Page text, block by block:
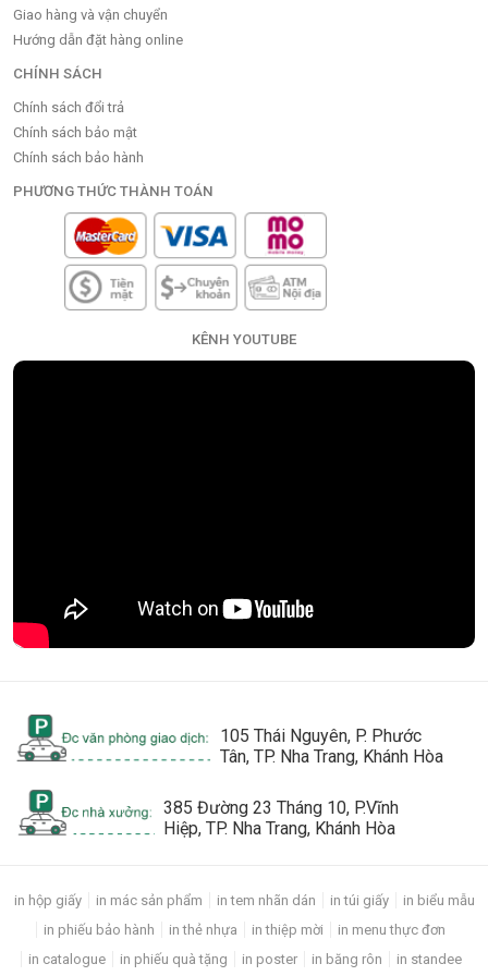
Giao hàng và vận chuyển
Hướng dẫn đặt hàng online
CHÍNH SÁCH
Chính sách đổi trả
Chính sách bảo mật
Chính sách bảo hành
PHƯƠNG THỨC THÀNH TOÁN
KÊNH YOUTUBE
105 Thái Nguyên, P. Phước
Tân, TP. Nha Trang, Khánh Hòa
385 Đường 23 Tháng 10, P.Vĩnh
Hiệp, TP. Nha Trang, Khánh Hòa
in hộp giấy in mác sản phẩm in tem nhãn dán in túi giấy
in biểu mẫu
in phiếu bảo hành
in thẻ nhựa in thiệp mời
in menu thực đơn
in catalogue
in phiếu quà tặng in poster in băng rôn in standee